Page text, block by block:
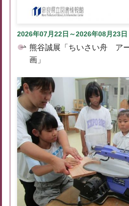
2026年07月22日～2026年08月23日
熊谷誠展「ちいさい舟 ア
画」